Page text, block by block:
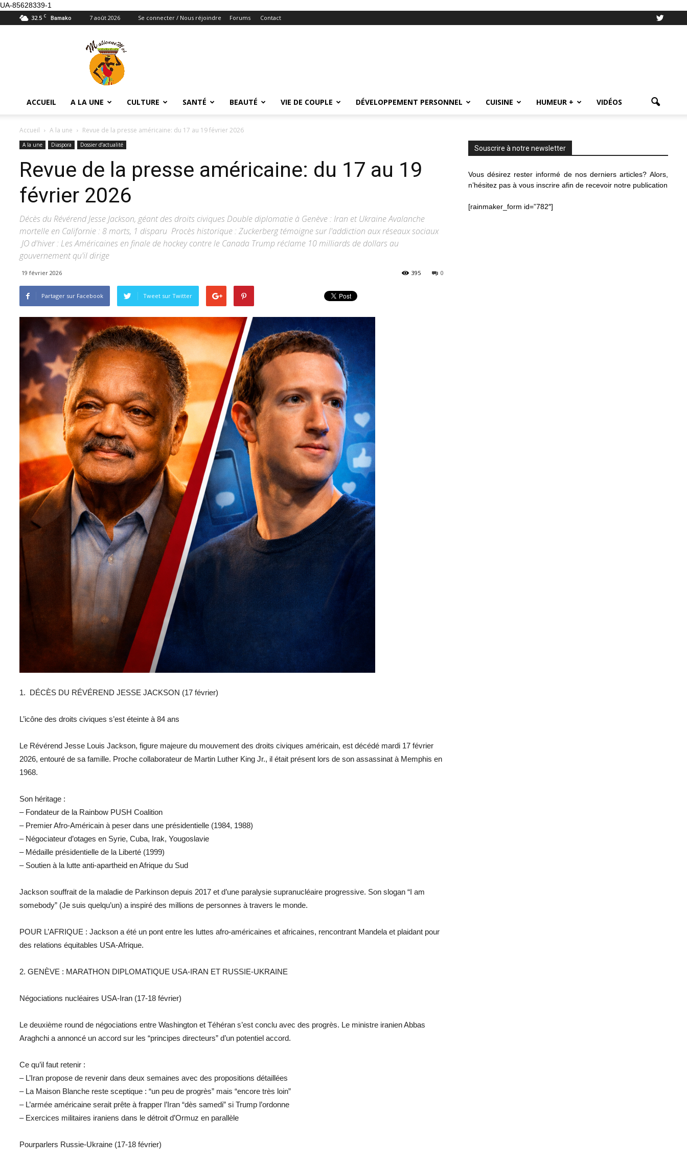
UA-85628339-1
32.5 C Bamako 7 août 2026 Se connecter / Nous réjoindre Forums Contact
Maliennemoi
ACCUEIL A LA UNE CULTURE SANTÉ BEAUTÉ VIE DE COUPLE DÉVELOPPEMENT PERSONNEL CUISINE HUMEUR + VIDÉOS
Accueil A la une Revue de la presse américaine: du 17 au 19 février 2026
A la une Diaspora Dossier d’actualité
Revue de la presse américaine: du 17 au 19
février 2026
Décès du Révérend Jesse Jackson, géant des droits civiques Double diplomatie à Genève : Iran et Ukraine Avalanche
mortelle en Californie : 8 morts, 1 disparu Procès historique : Zuckerberg témoigne sur l'addiction aux réseaux sociaux
JO d'hiver : Les Américaines en finale de hockey contre le Canada Trump réclame 10 milliards de dollars au
gouvernement qu'il dirige
19 février 2026 0
395
Partager sur Facebook Tweet sur ​​Twitter
1. DÉCÈS DU RÉVÉREND JESSE JACKSON (17 février)
L’icône des droits civiques s’est éteinte à 84 ans
Le Révérend Jesse Louis Jackson, figure majeure du mouvement des droits civiques américain, est décédé mardi 17 février
2026, entouré de sa famille. Proche collaborateur de Martin Luther King Jr., il était présent lors de son assassinat à Memphis en
1968.
Son héritage :
– Fondateur de la Rainbow PUSH Coalition
– Premier Afro-Américain à peser dans une présidentielle (1984, 1988)
– Négociateur d’otages en Syrie, Cuba, Irak, Yougoslavie
– Médaille présidentielle de la Liberté (1999)
– Soutien à la lutte anti-apartheid en Afrique du Sud
Jackson souffrait de la maladie de Parkinson depuis 2017 et d’une paralysie supranucléaire progressive. Son slogan “I am
somebody” (Je suis quelqu’un) a inspiré des millions de personnes à travers le monde.
POUR L’AFRIQUE : Jackson a été un pont entre les luttes afro-américaines et africaines, rencontrant Mandela et plaidant pour
des relations équitables USA-Afrique.
2. GENÈVE : MARATHON DIPLOMATIQUE USA-IRAN ET RUSSIE-UKRAINE
Négociations nucléaires USA-Iran (17-18 février)
Le deuxième round de négociations entre Washington et Téhéran s’est conclu avec des progrès. Le ministre iranien Abbas
Araghchi a annoncé un accord sur les “principes directeurs” d’un potentiel accord.
Ce qu’il faut retenir :
– L’Iran propose de revenir dans deux semaines avec des propositions détaillées
– La Maison Blanche reste sceptique : “un peu de progrès” mais “encore très loin”
– L’armée américaine serait prête à frapper l’Iran “dès samedi” si Trump l’ordonne
– Exercices militaires iraniens dans le détroit d’Ormuz en parallèle
Pourparlers Russie-Ukraine (17-18 février)
Souscrire à notre newsletter
Vous désirez rester informé de nos derniers articles? Alors,
n’hésitez pas à vous inscrire afin de recevoir notre publication
[rainmaker_form id=”782″]